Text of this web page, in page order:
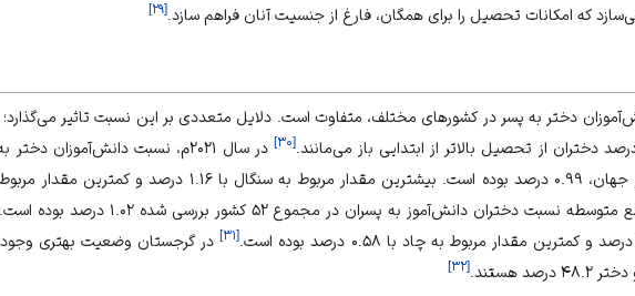
که امکانات تحصیل را برای همگان، فارغ از جنسیت آنان فراهم سازد. [۲۹]
دختر به پسر در کشورهای مختلف، متفاوت است. دلایل متعددی بر این نسبت تاثیر می‌گذارد؛
[۳۰]
در سال ۲۰۲۱م، نسبت دانش‌آموزان
است؛ اما در مقطع متوسطه نسبت دختران دانش‌آموز
[۳۱]در گرجستان وضعیت بهتری وجود
[۳۲]